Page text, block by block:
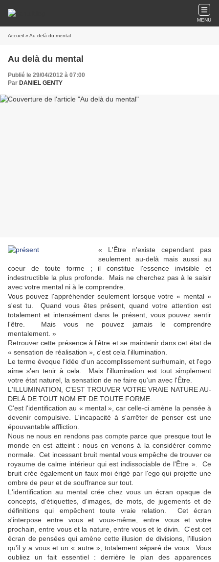
MENU
Accueil » Au delà du mental
Au delà du mental
Publié le 29/04/2012 à 07:00
Par DANIEL GENTY
« L'Être n'existe cependant pas
seulement au-delà mais aussi au
coeur de toute forme ; il constitue l'essence invisible et
indestructible la plus profonde. Mais ne cherchez pas à le saisir
avec votre mental ni à le comprendre.
Vous pouvez l'appréhender seulement lorsque votre « mental »
s'est tu. Quand vous êtes présent, quand votre attention est
totalement et intensément dans le présent, vous pouvez sentir
l'être. Mais vous ne pouvez jamais le comprendre
mentalement. »
Retrouver cette présence à l'être et se maintenir dans cet état de
« sensation de réalisation », c'est cela l'illumination.
Le terme évoque l'idée d'un accomplissement surhumain, et l'ego
aime s'en tenir à cela. Mais l'illumination est tout simplement
votre état naturel, la sensation de ne faire qu'un avec l'Être.
L'ILLUMINATION, C'EST TROUVER VOTRE VRAIE NATURE AU-
DELÀ DE TOUT NOM ET DE TOUTE FORME.
C'est l'identification au « mental », car celle-ci amène la pensée à
devenir compulsive. L'incapacité à s'arrêter de penser est une
épouvantable affliction.
Nous ne nous en rendons pas compte parce que presque tout le
monde en est atteint : nous en venons à la considérer comme
normale. Cet incessant bruit mental vous empêche de trouver ce
royaume de calme intérieur qui est indissociable de l'Être ». Ce
bruit crée également un faux moi érigé par l'ego qui projette une
ombre de peur et de souffrance sur tout.
L'identification au mental crée chez vous un écran opaque de
concepts, d'étiquettes, d'images, de mots, de jugements et de
définitions qui empêchent toute vraie relation. Cet écran
s'interpose entre vous et vous-même, entre vous et votre
prochain, entre vous et la nature, entre vous et le divin. C'est cet
écran de pensées qui amène cette illusion de divisions, l'illusion
qu'il y a vous et un « autre », totalement séparé de vous. Vous
oubliez un fait essentiel : derrière le plan des apparences